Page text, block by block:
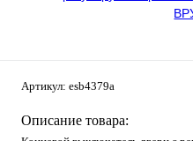
Артикул: esb4379a
Описание товара: